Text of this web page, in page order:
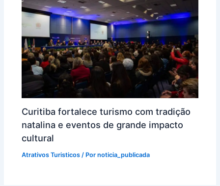
Curitiba fortalece turismo com tradição
natalina e eventos de grande impacto
cultural
Atrativos Turisticos / Pornoticia_publicada